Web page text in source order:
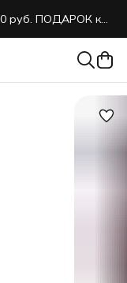
руб. ПОДАРОК к
руб. ПОДАРОК к